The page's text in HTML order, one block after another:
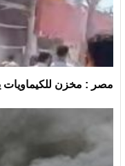
مصر : مخزن للكيماويات